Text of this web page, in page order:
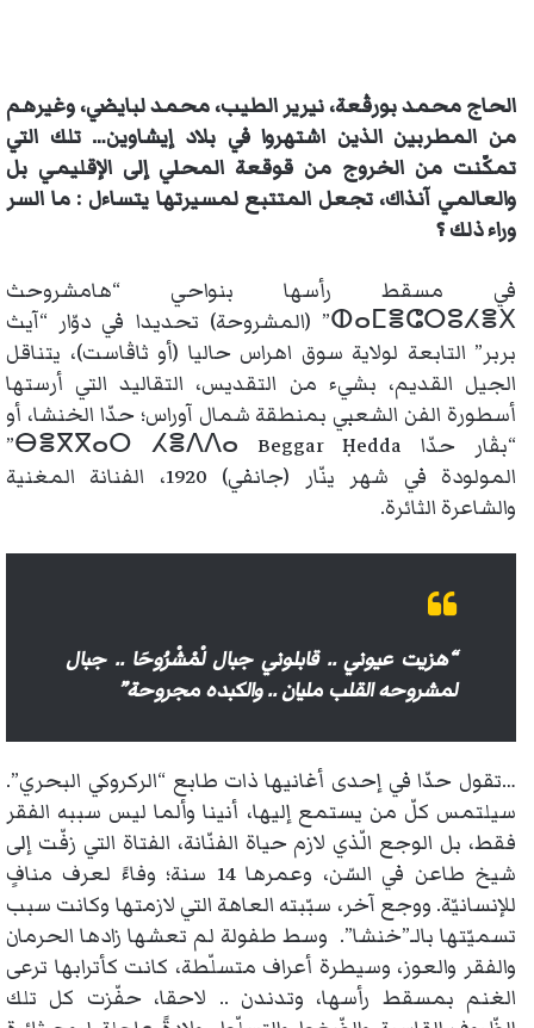
الحاج محمد بورڤعة، نيرير الطيب، محمد لبايضي، وغيرهم
من المطربين الذين اشتهروا في بلاد إيشاوين… تلك التي
تمكّنت من الخروج من قوقعة المحلي إلى الإقليمي بل
والعالمي آنذاك، تجعل المتتبع لمسيرتها يتساءل : ما السر
وراء ذلك ؟
في مسقط رأسها بنواحي “هامشروحث
ⵀⴰⵎⴻⵛⵔⵓⵃⴻⵝ” (المشروحة) تحديدا في دوّار “آيث
بربر” التابعة لولاية سوق اهراس حاليا (أو ثاڤاست)، يتناقل
الجيل القديم، بشيء من التقديس، التقاليد التي أرستها
أسطورة الفن الشعبي بمنطقة شمال آوراس؛ حدّا الخنشا، أو
“بڤار حدّا ⴱⴻⴳⴳⴰⵔ ⵃⴻⴷⴷⴰ Beggar Ḥedda”
المولودة في شهر ينّار (جانفي) 1920، الفنانة المغنية
والشاعرة الثائرة.
“هزيت عيوني .. قابلوني جبال لْمْشْرُوحَا .. جبال
لمشروحه القلب مليان .. والكبده مجروحة”
…تقول حدّا في إحدى أغانيها ذات طابع “الركروكي البحري”.
سيلتمس كلّ من يستمع إليها، أنينا وألما ليس سببه الفقر
فقط، بل الوجع الّذي لازم حياة الفنّانة، الفتاة التي زفّت إلى
شيخ طاعن في السّن، وعمرها 14 سنة؛ وفاءً لعرف منافٍ
للإنسانيّة. ووجع آخر، سبّبته العاهة التي لازمتها وكانت سبب
تسميّتها بالـ”خنشا”. وسط طفولة لم تعشها زادها الحرمان
والفقر والعوز، وسيطرة أعراف متسلّطة، كانت كأترابها ترعى
الغنم بمسقط رأسها، وتدندن .. لاحقا، حفّزت كل تلك